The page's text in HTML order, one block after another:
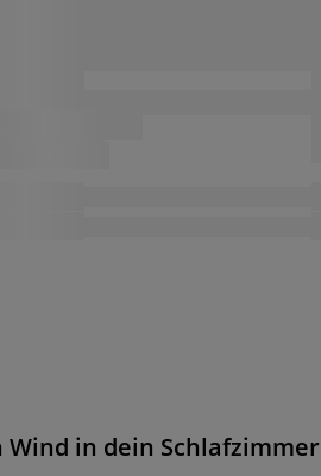
Wind in dein Schlafzimmer